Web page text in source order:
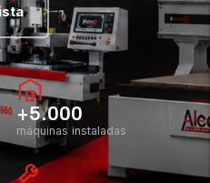
+5.000
máquinas instaladas